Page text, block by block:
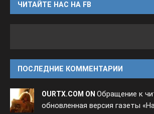
ЧИТАЙТЕ НАС НА FB
ПОСЛЕДНИЕ КОММЕНТАРИИ
OURTX.COM ON Обращение к
обновленная версия газеты